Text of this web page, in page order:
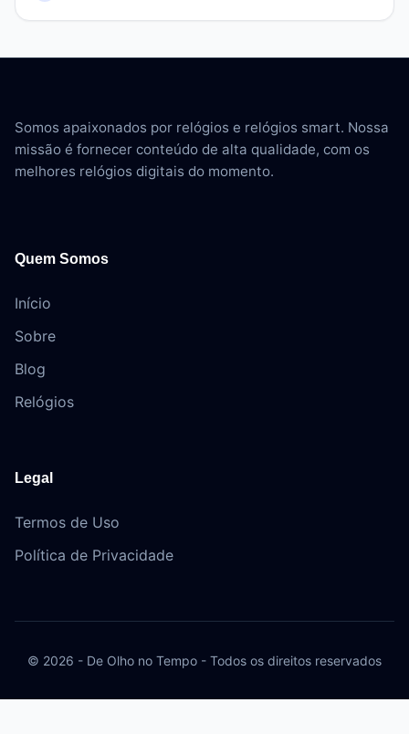
Somos apaixonados por relógios e relógios smart. Nossa
missão é fornecer conteúdo de alta qualidade, com os
melhores relógios digitais do momento.
Quem Somos
Início
Sobre
Blog
Relógios
Legal
Termos de Uso
Política de Privacidade
© 2026 - De Olho no Tempo - Todos os direitos reservados